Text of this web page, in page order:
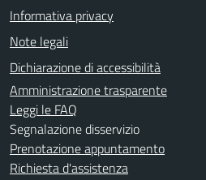
Informativa privacy
Note legali
Dichiarazione di accessibilità
Amministrazione trasparente
Leggi le FAQ
Segnalazione disservizio
Prenotazione appuntamento
Richiesta d'assistenza